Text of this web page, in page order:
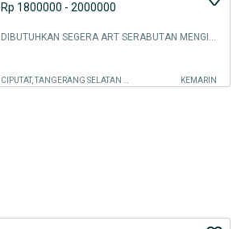
Rp 1800000 - 2000000
DIBUTUHKAN SEGERA ART SERABUTAN MENGINAP (BINTARO)
KEMARIN